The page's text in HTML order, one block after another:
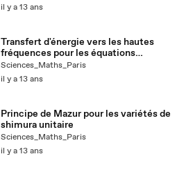
il y a 13 ans
Transfert d'énergie vers les hautes
fréquences pour les équations
hamiltoniennes
Sciences_Maths_Paris
il y a 13 ans
Principe de Mazur pour les variétés de
shimura unitaire
Sciences_Maths_Paris
il y a 13 ans